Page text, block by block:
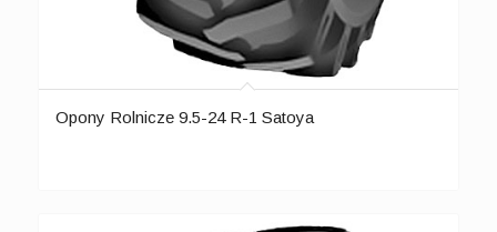
Opony Rolnicze 9.5-24 R-1 Satoya